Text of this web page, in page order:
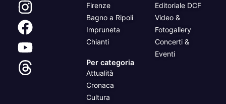
Firenze
Bagno a Ripoli
Impruneta
Chianti
Per categoria
Attualità
Cronaca
Cultura
Editoriale DCF
Video &
Fotogallery
Concerti &
Eventi